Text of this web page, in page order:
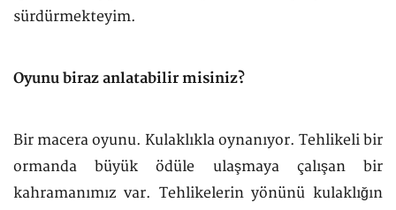
sürdürmekteyim.
Oyunu biraz anlatabilir misiniz?
Bir macera oyunu. Kulaklıkla oynanıyor. Tehlikeli bir
ormanda büyük ödüle ulaşmaya çalışan bir
kahramanımız var. Tehlikelerin yönünü kulaklığın